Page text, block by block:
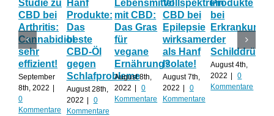
Studie zu
CBD bei
Arthritis:
Cannabidiol
sehr
effizient!
September
8th, 2022 |
0
Kommentare
Hanf
Produkte:
Das
beste
CBD-Öl
gegen
Schlafprobleme
August 28th,
2022 |
0
Kommentare
Lebensmittel
mit CBD:
Das Gras
für
vegane
Ernährung?
August 8th,
2022 |
0
Kommentare
Vollspektrum
CBD bei
Epilepsie
wirksamer
als Hanf
Isolate!
August 7th,
2022 |
0
Kommentare
Produkte
bei
der
Schilddrüse
August 4th,
2022 |
0
Kommentare